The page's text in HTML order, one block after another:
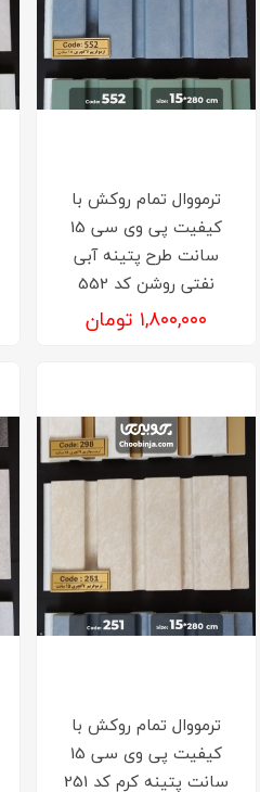
ترمووال تمام روکش با
کیفیت پی وی سی 15
سانت طرح پتینه آبی
نفتی روشن کد 552
۱,۸۰۰,۰۰۰ تومان
ترمووال تمام روکش با
کیفیت پی وی سی 15
سانت پتینه کرم کد 251